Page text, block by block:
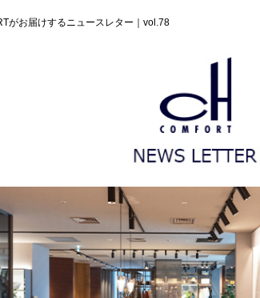
がお届けするニュースレター｜vol.78